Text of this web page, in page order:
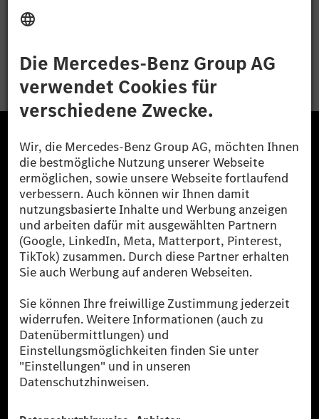
Bewerben
Die Mercedes-Benz Group.
Die Mercedes-Benz Group AG (ehemals Daimler AG)
ist eines der erfolgreichsten Automobilunternehmen
der Welt. Mit der Mercedes-Benz AG gehören wir zu
den größten Anbietern von Premium- und Luxus-Pkw
und Vans. Die Mercedes-Benz Mobility AG bietet
Finanzierung, Leasing, Fahrzeugabos und –miete,
Flottenmanagement, digitale Services rund um Laden
und Bezahlen, die Vermittlung von Versicherungen
sowie innovative Mobilitätsdienstleistungen an.
Mehr erfahren